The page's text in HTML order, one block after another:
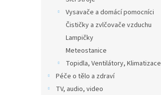
Vysavače a domácí pomocníci
Čističky a zvlčovače vzduchu
Lampičky
Meteostanice
Topidla, Ventilátory, Klimatizace
Péče o tělo a zdraví
TV, audio, video